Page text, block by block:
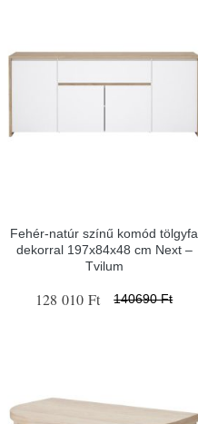
Fehér-natúr színű komód tölgyfa
dekorral 197x84x48 cm Next –
Tvilum
128 010 Ft 140690 Ft